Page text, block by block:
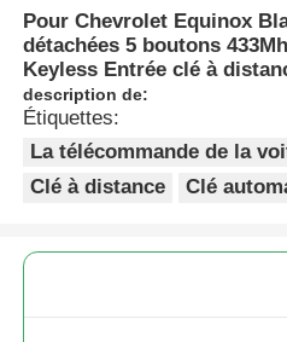
Pour Chevrolet Equinox
détachées 5 boutons
Keyless Entrée clé à
description de:
Étiquettes:
La télécommande de la
Clé à distance
Clé